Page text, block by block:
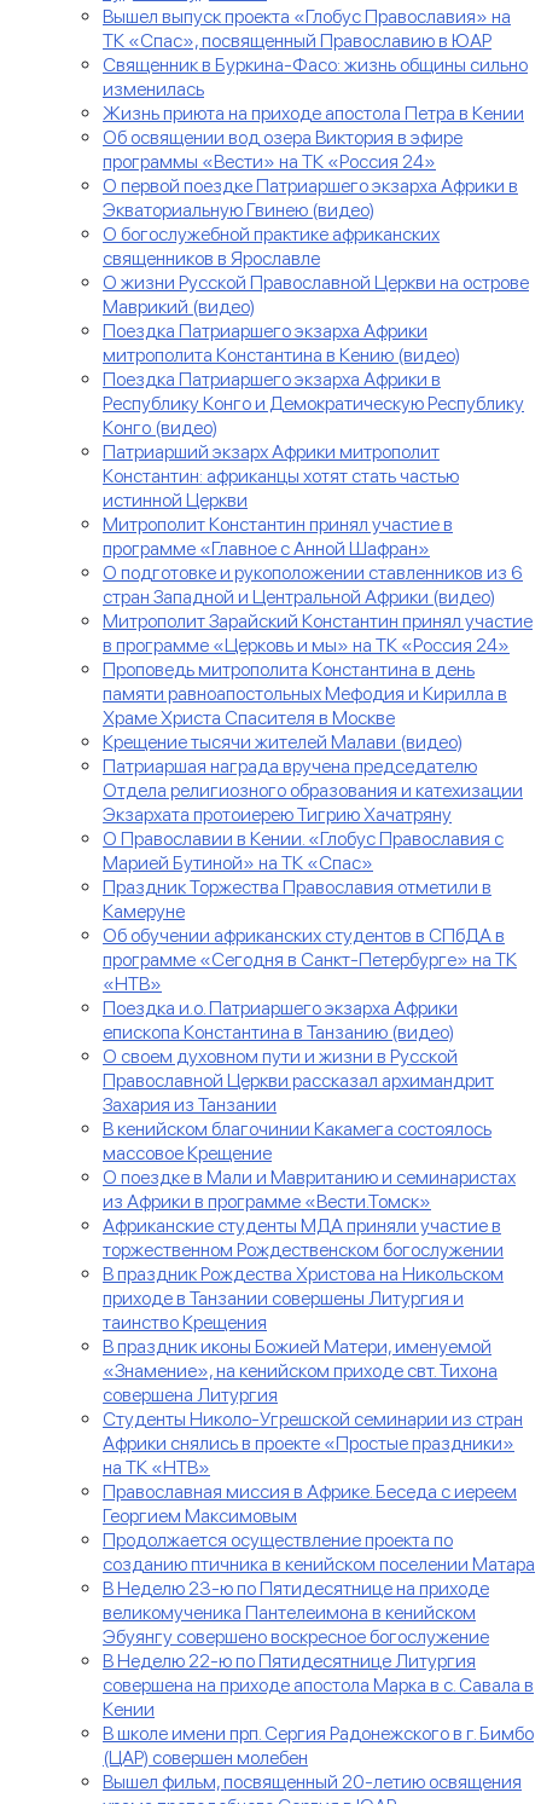
Вышел выпуск проекта «Глобус Православия» на
ТК «Спас», посвященный Православию в ЮАР
Священник в Буркина-Фасо: жизнь общины сильно
изменилась
Жизнь приюта на приходе апостола Петра в Кении
Об освящении вод озера Виктория в эфире
программы «Вести» на ТК «Россия 24»
О первой поездке Патриаршего экзарха Африки в
Экваториальную Гвинею (видео)
О богослужебной практике африканских
священников в Ярославле
О жизни Русской Православной Церкви на острове
Маврикий (видео)
Поездка Патриаршего экзарха Африки
митрополита Константина в Кению (видео)
Поездка Патриаршего экзарха Африки в
Республику Конго и Демократическую Республику
Конго (видео)
Патриарший экзарх Африки митрополит
Константин: африканцы хотят стать частью
истинной Церкви
Митрополит Константин принял участие в
программе «Главное с Анной Шафран»
О подготовке и рукоположении ставленников из 6
стран Западной и Центральной Африки (видео)
Митрополит Зарайский Константин принял участие
в программе «Церковь и мы» на ТК «Россия 24»
Проповедь митрополита Константина в день
памяти равноапостольных Мефодия и Кирилла в
Храме Христа Спасителя в Москве
Крещение тысячи жителей Малави (видео)
Патриаршая награда вручена председателю
Отдела религиозного образования и катехизации
Экзархата протоиерею Тигрию Хачатряну
О Православии в Кении. «Глобус Православия с
Марией Бутиной» на ТК «Спас»
Праздник Торжества Православия отметили в
Камеруне
Об обучении африканских студентов в СПбДА в
программе «Сегодня в Санкт-Петербурге» на ТК
«НТВ»
Поездка и.о. Патриаршего экзарха Африки
епископа Константина в Танзанию (видео)
О своем духовном пути и жизни в Русской
Православной Церкви рассказал архимандрит
Захария из Танзании
В кенийском благочинии Какамега состоялось
массовое Крещение
О поездке в Мали и Мавританию и семинаристах
из Африки в программе «Вести.Томск»
Африканские студенты МДА приняли участие в
торжественном Рождественском богослужении
В праздник Рождества Христова на Никольском
приходе в Танзании совершены Литургия и
таинство Крещения
В праздник иконы Божией Матери, именуемой
«Знамение», на кенийском приходе свт. Тихона
совершена Литургия
Студенты Николо-Угрешской семинарии из стран
Африки снялись в проекте «Простые праздники»
на ТК «НТВ»
Православная миссия в Африке. Беседа с иереем
Георгием Максимовым
Продолжается осуществление проекта по
созданию птичника в кенийском поселении Матара
В Неделю 23-ю по Пятидесятнице на приходе
великомученика Пантелеимона в кенийском
Эбуянгу совершено воскресное богослужение
В Неделю 22-ю по Пятидесятнице Литургия
совершена на приходе апостола Марка в с. Савала в
Кении
В школе имени прп. Сергия Радонежского в г. Бимбо
(ЦАР) совершен молебен
Вышел фильм, посвященный 20-летию освящения